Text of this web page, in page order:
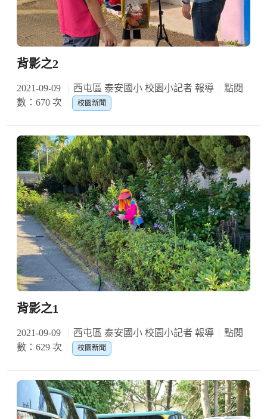
背影之2
2021-09-09 西屯區 泰安國小 校園小記者 報導
點閱
數：670 次
校園新聞
背影之1
2021-09-09 西屯區 泰安國小 校園小記者 報導
點閱
數：629 次
校園新聞